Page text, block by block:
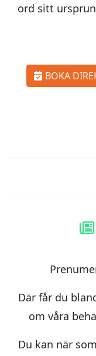
ord sitt
BOKA
Där får du
om våra
Du kan när